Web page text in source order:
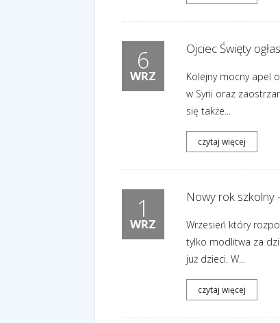
6
WRZ
Ojciec Święty
Kolejny mocny apel
w Syrii oraz
się także...
czytaj więcej
1
WRZ
Nowy rok szkolny
Wrzesień który
tylko modlitwa za
już dzieci. W...
czytaj więcej